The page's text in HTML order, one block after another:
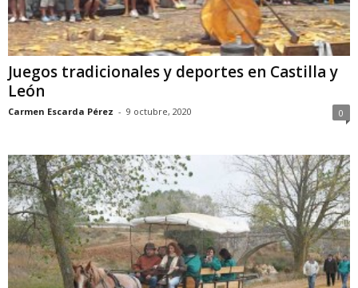
Juegos tradicionales y deportes en Castilla y
León
Carmen Escarda Pérez - 9 octubre, 2020 0